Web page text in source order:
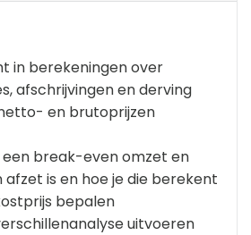
in berekeningen over
afschrijvingen en derving
en brutoprijzen
break-even omzet en
is en hoe je die berekent
bepalen
uitvoeren